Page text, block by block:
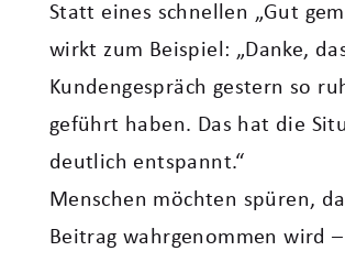
Statt eines schnellen „Gut
wirkt zum Beispiel: „Danke,
Kundengespräch gestern so
geführt haben. Das hat die
deutlich entspannt.“
Menschen möchten spüren,
Beitrag wahrgenommen wird